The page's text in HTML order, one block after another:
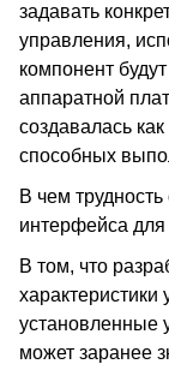
задавать
управления,
компонент
аппаратной
создавалась
способных
В чем трудность
интерфейса
В том, что
характеристики
установленные
может заранее